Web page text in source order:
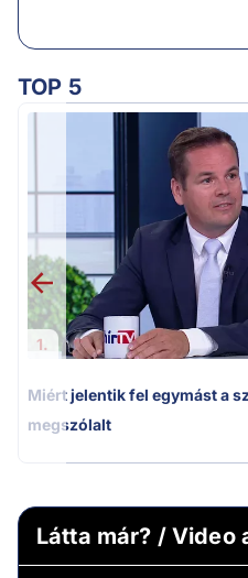
TOP 5
1.
Miért jelentik fel egymást a
megszólalt
Látta már? / Video